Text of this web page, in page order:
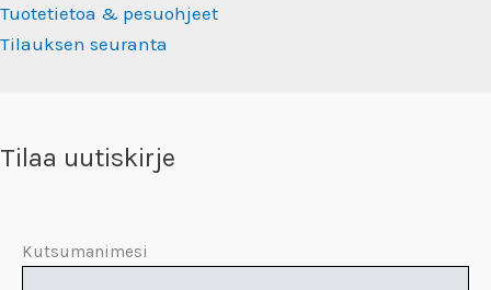
Tuotetietoa & pesuohjeet
Tilauksen seuranta
Tilaa uutiskirje
Kutsumanimesi